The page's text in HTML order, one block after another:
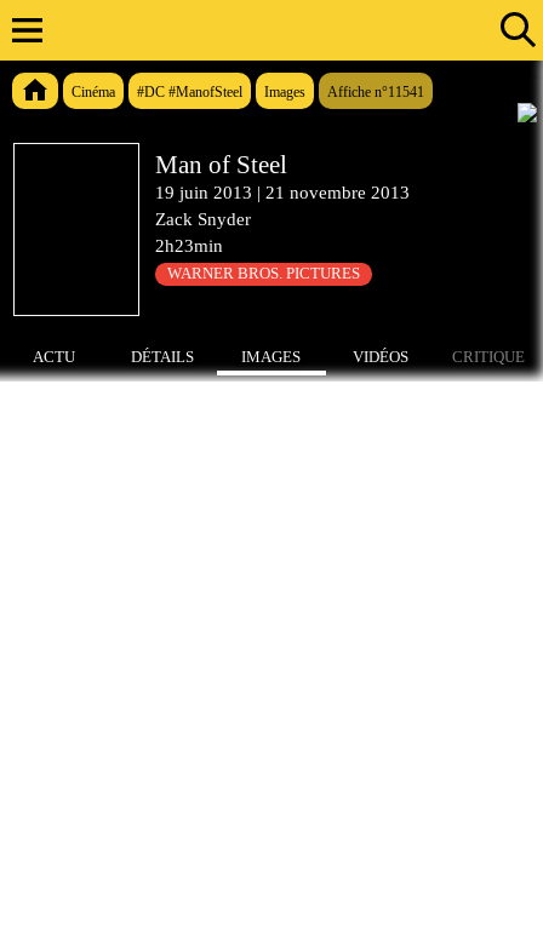
Cinéma #DC #ManofSteel Images Affiche n°11541
Man of Steel
19 juin 2013 | 21 novembre 2013
Zack Snyder
2h23min
WARNER BROS. PICTURES
ACTU DÉTAILS IMAGES VIDÉOS CRITIQUE